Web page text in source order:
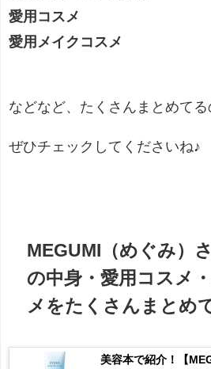
愛用コスメ
愛用メイクコスメ
などなど、たくさんまとめてる
ぜひチェックしてくださいね♪
MEGUMI（めぐみ）
の中身・愛用コスメ
メをたくさんまとめ
美容本で紹介！【